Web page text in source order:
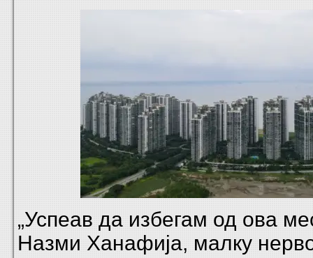
„Успеав да избегам од ова
Назми Ханафија, малку